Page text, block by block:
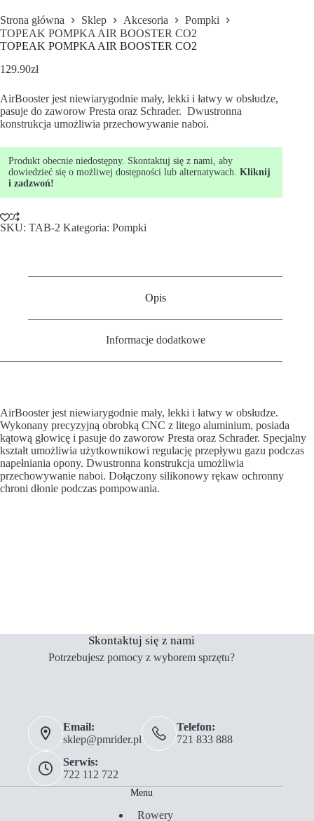
Strona główna Sklep Akcesoria
Pompki
TOPEAK POMPKA AIR BOOSTER CO2
TOPEAK POMPKA AIR BOOSTER CO2
129.90zł
AirBooster jest niewiarygodnie mały, lekki i łatwy w obsłudze,
pasuje do zaworow Presta oraz Schrader. Dwustronna
konstrukcja umożliwia przechowywanie naboi.
Produkt obecnie niedostępny. Skontaktuj się z nami, aby
dowiedzieć się o możliwej dostępności lub alternatywach. Kliknij
i zadzwoń!
SKU: TAB-2 Kategoria: Pompki
Opis
Informacje dodatkowe
AirBooster jest niewiarygodnie mały, lekki i łatwy w obsłudze.
Wykonany precyzyjną obrobką CNC z litego aluminium, posiada
kątową głowicę i pasuje do zaworow Presta oraz Schrader. Specjalny
kształt umożliwia użytkownikowi regulację przepływu gazu podczas
napełniania opony. Dwustronna konstrukcja umożliwia
przechowywanie naboi. Dołączony silikonowy rękaw ochronny
chroni dłonie podczas pompowania.
Skontaktuj się z nami
Potrzebujesz pomocy z wyborem sprzętu?
Email:
sklep@pmrider.pl
Telefon:
721 833 888
Serwis:
722 112 722
Menu
Rowery